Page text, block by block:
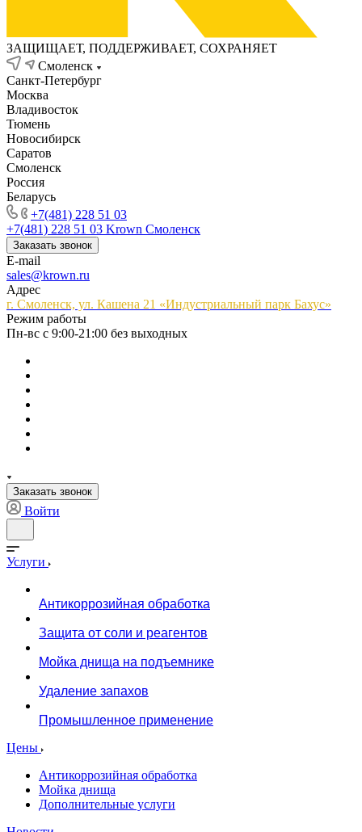
ЗАЩИЩАЕТ, ПОДДЕРЖИВАЕТ, СОХРАНЯЕТ
Смоленск
Санкт-Петербург
Москва
Владивосток
Тюмень
Новосибирск
Саратов
Смоленск
Россия
Беларусь
+7(481) 228 51 03
+7(481) 228 51 03 Krown Смоленск
Заказать звонок
E-mail
sales@krown.ru
Адрес
г. Смоленск, ул. Кашена 21 «Индустриальный парк Бахус»
Режим работы
Пн-вс с 9:00-21:00 без выходных
Заказать звонок
Войти
Услуги
Антикоррозийная обработка
Защита от соли и реагентов
Мойка днища на подъемнике
Удаление запахов
Промышленное применение
Цены
Антикоррозийная обработка
Мойка днища
Дополнительные услуги